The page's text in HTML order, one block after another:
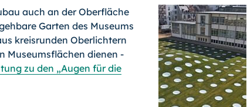
auch an der Oberfläche
Garten des Museums
kreisrunden Oberlichtern
Museumsflächen dienen -
zu den „Augen für die